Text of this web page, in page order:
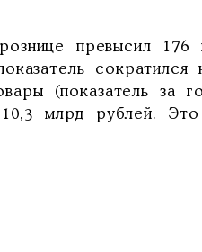
превысил 176
(показатель за
млрд рублей.